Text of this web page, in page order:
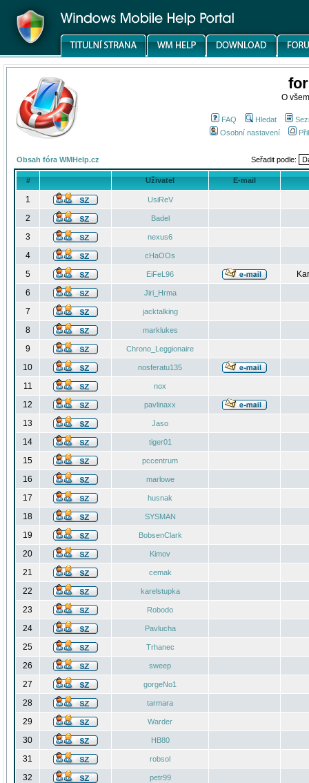
O
FAQ Hledat
Osobní nastavení
Obsah fóra WMHelp.cz Seřadit podle:
# Uživatel E-mail
1 UsiReV
2 Badel
3 nexus6
4 cHaOOs
5 EiFeL96
6
Jiri_Hrma
7 jacktalking
8 marklukes
9 Chrono_Leggionaire
10 nosferatu135
11 nox
12 pavlinaxx
13 Jaso
14 tiger01
15 pccentrum
16 marlowe
17 husnak
18 SYSMAN
19 BobsenClark
20 Kimov
21 cemak
22 karelstupka
23 Robodo
24 Pavlucha
25 Trhanec
26 sweep
27 gorgeNo1
28 tarmara
29 Warder
30 HB80
31 robsol
32 petr99